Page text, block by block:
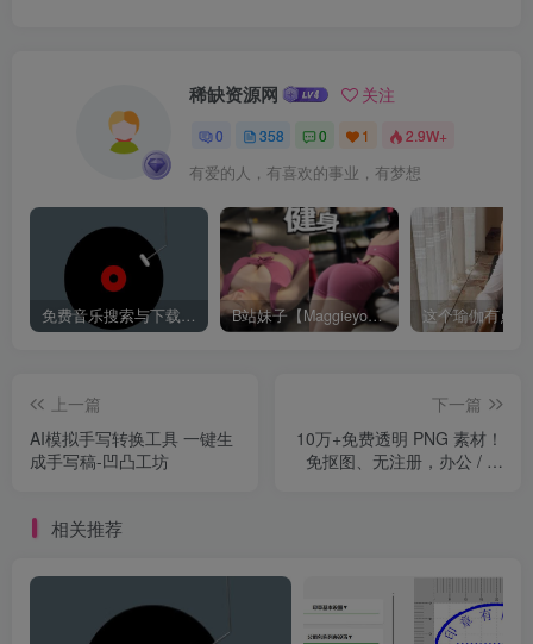
稀缺资源网 关注
0 358 0 1 2.9W+
有爱的人，有喜欢的事业，有梦想
免费音乐搜索与下载平台——歌曲海，轻松找到你喜欢的歌！ B站妹子【Maggieyoo】付费充电视频合集
上一篇
AI模拟手写转换工具 一键生
成手写稿-凹凸工坊
下一篇
10万+免费透明 PNG 素材！
免抠图、无注册，办公 / 设
相关推荐